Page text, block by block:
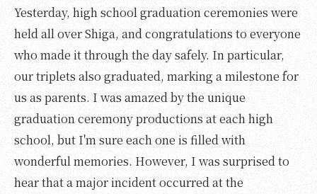
Yesterday, high school graduation ceremonies were
held all over Shiga, and congratulations to everyone
who made it through the day safely. In particular,
our triplets also graduated, marking a milestone for
us as parents. I was amazed by the unique
graduation ceremony productions at each high
school, but I'm sure each one is filled with
wonderful memories. However, I was surprised to
hear that a major incident occurred at the